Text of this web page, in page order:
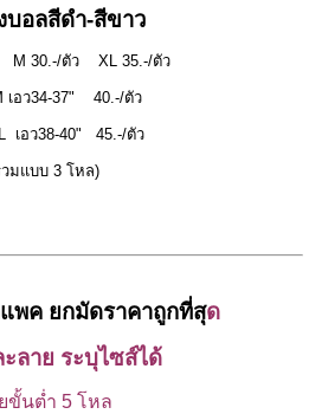
บอลสีดำ-สีขาว
M 30.-/ตัว XL 35.-/ตัว
เอว34-37" 40.-/ตัว
เอว38-40" 45.-/ตัว
วมแบบ 3 โหล)
แพค ยกมัดราคาถูกที่สุด
ลาย ระบุไซส์ได้
ขั้นต่ำ 5 โหล